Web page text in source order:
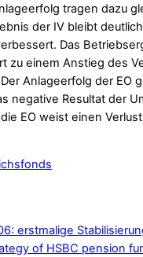
tragen dazu
der IV bleibt
Das
zu einem Anstieg des
Anlageerfolg der EO
negative Resultat der
EO weist einen
erstmalige
of HSBC pension